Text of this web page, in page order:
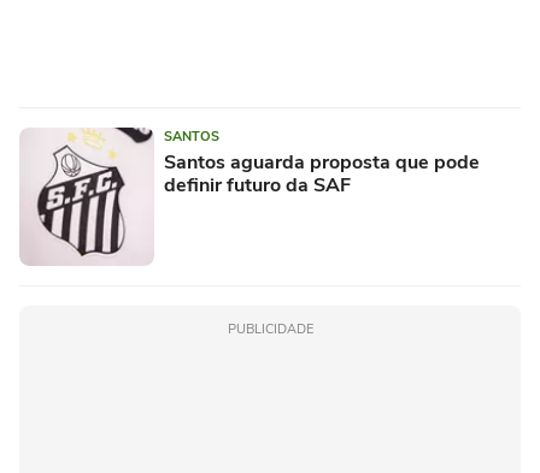
SANTOS
Santos aguarda proposta que pode
definir futuro da SAF
PUBLICIDADE